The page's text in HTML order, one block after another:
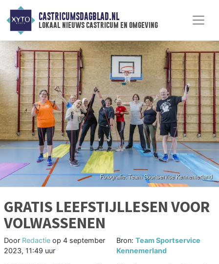
CASTRICUMSDAGBLAD.NL
lokaal nieuws castricum en omgeving
GRATIS LEEFSTIJLLESEN VOOR
VOLWASSENEN
Door Redactie op 4 september
2023, 11:49 uur
Bron: Team Sportservice
Kennemerland